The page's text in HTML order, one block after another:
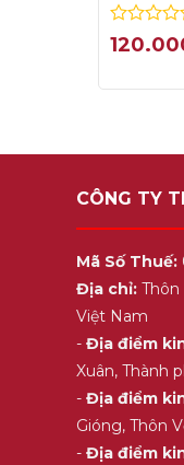
0
out
5
CÔNG TY
Mã Số Thuế:
Địa chỉ: Thôn
Việt Nam
-Địa điểm
Xuân, Thành
-Địa điểm
Gióng, Thôn
-Địa điểm